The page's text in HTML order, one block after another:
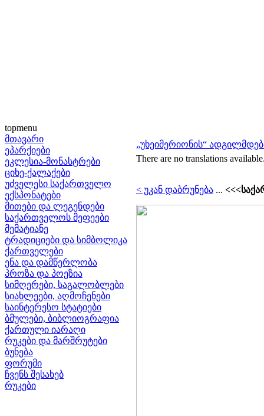
topmenu
მთავარი
ეპარქიები
ეკლესია-მონასტრები
ციხე-ქალაქები
უძველესი საქართველო
ექსპონატები
მითები და ლეგენდები
საქართველოს მეფეები
მემატიანე
ტრადიციები და სიმბოლიკა
ქართველები
ენა და დამწერლობა
პროზა და პოეზია
სიმღერები, საგალობლები
სიახლეები, აღმოჩენები
საინტერესო სტატიები
ბმულები, ბიბლიოგრაფია
ქართული იარაღი
რუკები და მარშრუტები
ბუნება
ფორუმი
ჩვენს შესახებ
რუკები
„უხეიმერიონის“
There are no translations
< უკან დაბრუნება ...